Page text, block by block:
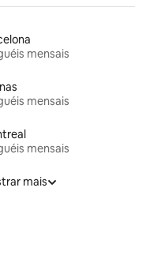
mensais
mensais
mensais
mais